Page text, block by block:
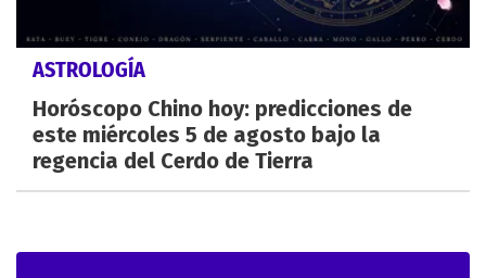
ASTROLOGÍA
Horóscopo Chino hoy: predicciones de
este miércoles 5 de agosto bajo la
regencia del Cerdo de Tierra